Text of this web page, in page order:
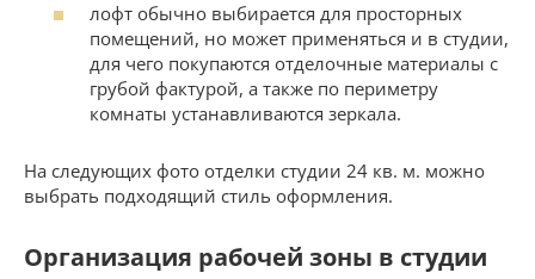
лофт обычно выбирается для просторных
помещений, но может применяться и в студии,
для чего покупаются отделочные материалы с
грубой фактурой, а также по периметру
комнаты устанавливаются зеркала.
На следующих фото отделки студии 24 кв. м. можно
выбрать подходящий стиль оформления.
Организация рабочей зоны в студии